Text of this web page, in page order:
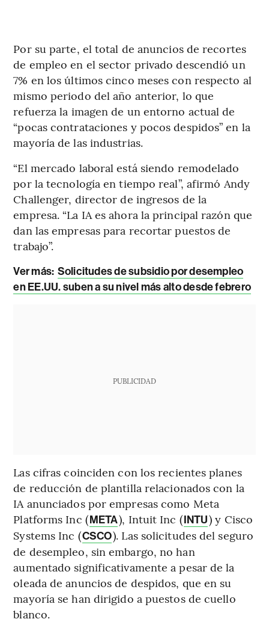
Por su parte, el total de anuncios de recortes
de empleo en el sector privado descendió un
7% en los últimos cinco meses con respecto al
mismo periodo del año anterior, lo que
refuerza la imagen de un entorno actual de
“pocas contrataciones y pocos despidos” en la
mayoría de las industrias.
“El mercado laboral está siendo remodelado
por la tecnología en tiempo real”, afirmó Andy
Challenger, director de ingresos de la
empresa. “La IA es ahora la principal razón que
dan las empresas para recortar puestos de
trabajo”.
Ver más: Solicitudes de subsidio por desempleo
en EE.UU. suben a su nivel más alto desde febrero
PUBLICIDAD
Las cifras coinciden con los recientes planes
de reducción de plantilla relacionados con la
IA anunciados por empresas como Meta
Platforms Inc (META), Intuit Inc (INTU) y Cisco
Systems Inc (CSCO). Las solicitudes del seguro
de desempleo, sin embargo, no han
aumentado significativamente a pesar de la
oleada de anuncios de despidos, que en su
mayoría se han dirigido a puestos de cuello
blanco.